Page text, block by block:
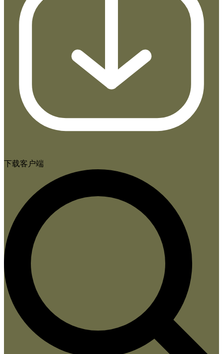
下载客户端